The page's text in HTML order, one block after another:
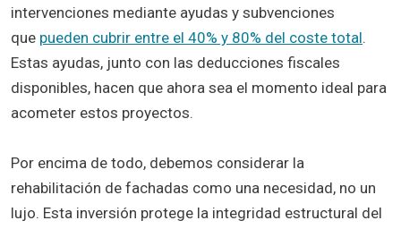
intervenciones mediante ayudas y subvenciones
que pueden cubrir entre el 40% y 80% del coste total.
Estas ayudas, junto con las deducciones fiscales
disponibles, hacen que ahora sea el momento ideal para
acometer estos proyectos.
Por encima de todo, debemos considerar la
rehabilitación de fachadas como una necesidad, no un
lujo. Esta inversión protege la integridad estructural del